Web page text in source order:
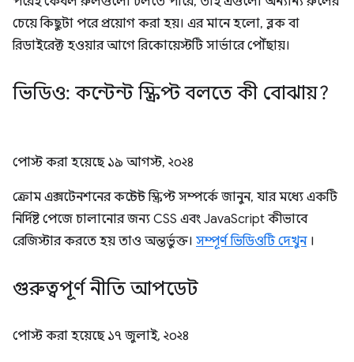
চেয়ে কিছুটা পরে প্রয়োগ করা হয়। এর মানে হলো, ব্লক বা
রিডাইরেক্ট হওয়ার আগে রিকোয়েস্টটি সার্ভারে পৌঁছায়।
ভিডিও: কন্টেন্ট স্ক্রিপ্ট বলতে কী বোঝায়?
পোস্ট করা হয়েছে১৯ আগস্ট, ২০২৪
ক্রোম এক্সটেনশনের কন্টেন্ট স্ক্রিপ্ট সম্পর্কে জানুন, যার মধ্যে একটি
নির্দিষ্ট পেজে চালানোর জন্য CSS এবং JavaScript কীভাবে
রেজিস্টার করতে হয় তাও অন্তর্ভুক্ত। সম্পূর্ণ ভিডিওটি দেখুন।
গুরুত্বপূর্ণ নীতি আপডেট
পোস্ট করা হয়েছে১৭ জুলাই, ২০২৪